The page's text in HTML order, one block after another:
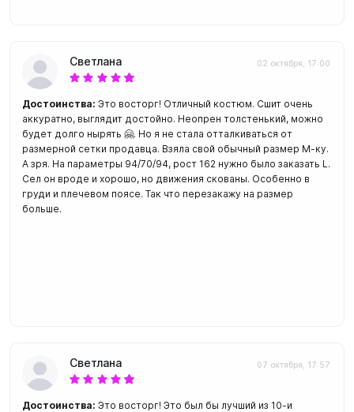
Светлана 02 октября, 17:00
Достоинства: Это восторг! Отличный костюм. Сшит очень
аккуратно, выглядит достойно. Неопрен толстенький, можно
будет долго нырять 🤗. Но я не стала отталкиваться от
размерной сетки продавца. Взяла свой обычный размер М-ку.
А зря. На параметры 94/70/94, рост 162 нужно было заказать L.
Сел он вроде и хорошо, но движения скованы. Особенно в
груди и плечевом поясе. Так что перезакажу на размер
больше.
Светлана 07 октября, 17:57
Достоинства: Это восторг! Это был бы лучший из 10-и